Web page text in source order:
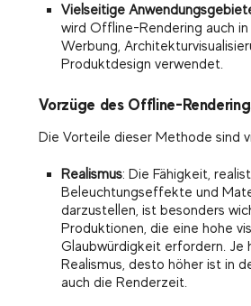
Vielseitige
wird Offline-Rendering auch
Werbung,
Produktdesign verwendet.
Vorzüge des Offline-
Die Vorteile dieser Methode sind
Realismus: Die Fähigkeit,
Beleuchtungseffekte und
darzustellen, ist besonders
Produktionen, die eine hohe
Glaubwürdigkeit erfordern. Je
Realismus, desto höher ist in
auch die Renderzeit.